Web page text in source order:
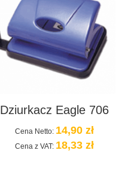
Dziurkacz Eagle 706
Cena Netto: 14,90 zł
Cena z VAT: 18,33 zł